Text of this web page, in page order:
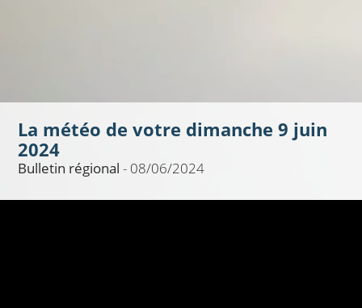
La météo de votre dimanche 9 juin
2024
Bulletin régional - 08/06/2024